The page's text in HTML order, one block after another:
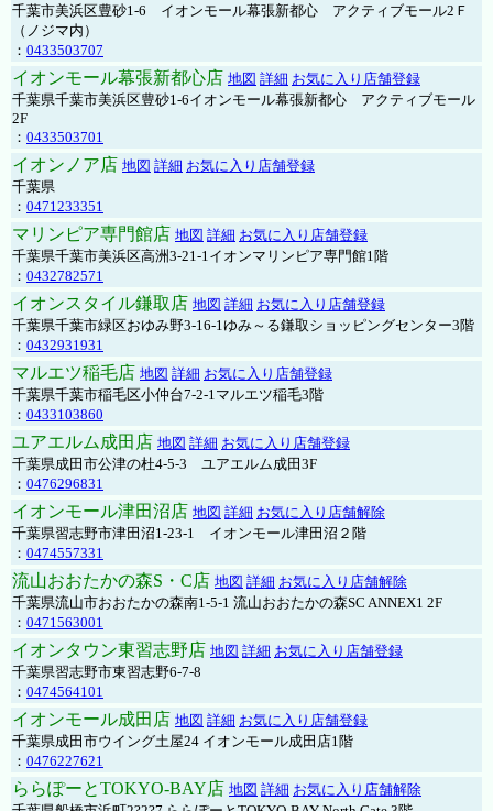
千葉市美浜区豊砂1-6 イオンモール幕張新都心 アクティブモール2Ｆ
（ノジマ内）
： 0433503707
イオンモール幕張新都心店 地図 詳細 お気に入り店舗登録
千葉県千葉市美浜区豊砂1-6イオンモール幕張新都心 アクティブモール
2F
： 0433503701
イオンノア店 地図 詳細 お気に入り店舗登録
千葉県
： 0471233351
マリンピア専門館店 地図 詳細 お気に入り店舗登録
千葉県千葉市美浜区高洲3-21-1イオンマリンピア専門館1階
： 0432782571
イオンスタイル鎌取店 地図 詳細 お気に入り店舗登録
千葉県千葉市緑区おゆみ野3-16-1ゆみ～る鎌取ショッピングセンター3階
： 0432931931
マルエツ稲毛店 地図 詳細 お気に入り店舗登録
千葉県千葉市稲毛区小仲台7-2-1マルエツ稲毛3階
： 0433103860
ユアエルム成田店 地図 詳細 お気に入り店舗登録
千葉県成田市公津の杜4-5-3 ユアエルム成田3F
： 0476296831
イオンモール津田沼店 地図 詳細 お気に入り店舗解除
千葉県習志野市津田沼1-23-1 イオンモール津田沼２階
： 0474557331
流山おおたかの森S・C店 地図 詳細 お気に入り店舗解除
千葉県流山市おおたかの森南1-5-1 流山おおたかの森SC ANNEX1 2F
： 0471563001
イオンタウン東習志野店 地図 詳細 お気に入り店舗登録
千葉県習志野市東習志野6-7-8
： 0474564101
イオンモール成田店 地図 詳細 お気に入り店舗登録
千葉県成田市ウイング土屋24 イオンモール成田店1階
： 0476227621
ららぽーとTOKYO-BAY店 地図 詳細 お気に入り店舗解除